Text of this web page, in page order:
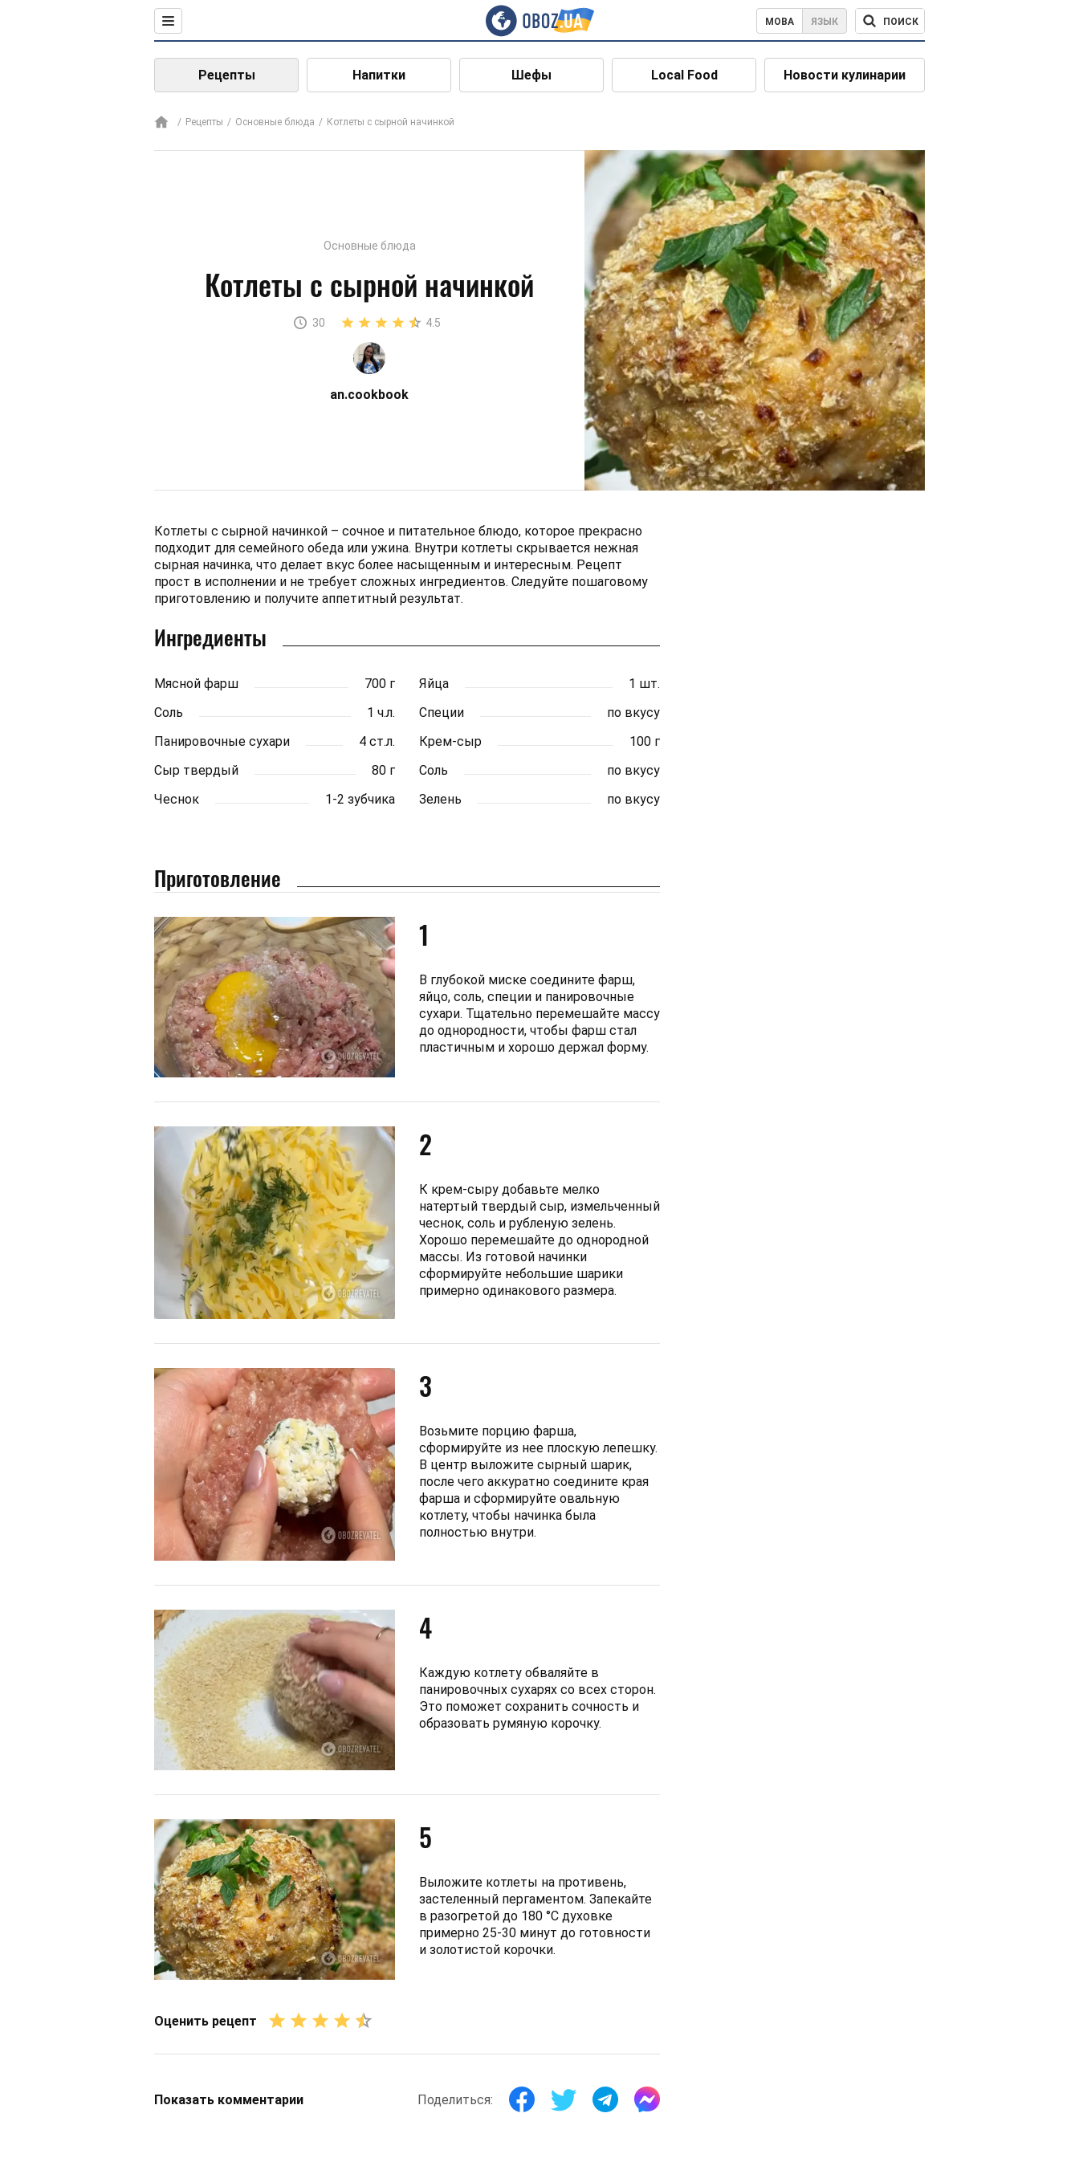
МОВА ЯЗЫК ПОИСК
Рецепты Напитки Шефы Local Food Новости кулинарии
Рецепты Основные блюда Котлеты с сырной начинкой
Основные блюда
Котлеты с сырной начинкой
30 4.5
an.cookbook
Котлеты с сырной начинкой – сочное и питательное блюдо, которое прекрасно
подходит для семейного обеда или ужина. Внутри котлеты скрывается нежная
сырная начинка, что делает вкус более насыщенным и интересным. Рецепт
прост в исполнении и не требует сложных ингредиентов. Следуйте пошаговому
приготовлению и получите аппетитный результат.
Ингредиенты
Мясной фарш 700 г Яйца
1 шт.
Соль
1 ч.л. Специи
по вкусу
Панировочные сухари
4 ст.л. Крем-сыр
100 г
Сыр твердый
80 г Соль
по вкусу
Чеснок
1-2 зубчика Зелень по вкусу
Приготовление
1
В глубокой миске соедините фарш,
яйцо, соль, специи и панировочные
сухари. Тщательно перемешайте массу
до однородности, чтобы фарш стал
пластичным и хорошо держал форму.
2
К крем-сыру добавьте мелко
натертый твердый сыр, измельченный
чеснок, соль и рубленую зелень.
Хорошо перемешайте до однородной
массы. Из готовой начинки
сформируйте небольшие шарики
примерно одинакового размера.
3
Возьмите порцию фарша,
сформируйте из нее плоскую лепешку.
В центр выложите сырный шарик,
после чего аккуратно соедините края
фарша и сформируйте овальную
котлету, чтобы начинка была
полностью внутри.
4
Каждую котлету обваляйте в
панировочных сухарях со всех сторон.
Это поможет сохранить сочность и
образовать румяную корочку.
5
Выложите котлеты на противень,
застеленный пергаментом. Запекайте
в разогретой до 180 °C духовке
примерно 25-30 минут до готовности
и золотистой корочки.
Оценить рецепт
Показать комментарии Поделиться: